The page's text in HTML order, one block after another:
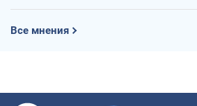
Все мнения